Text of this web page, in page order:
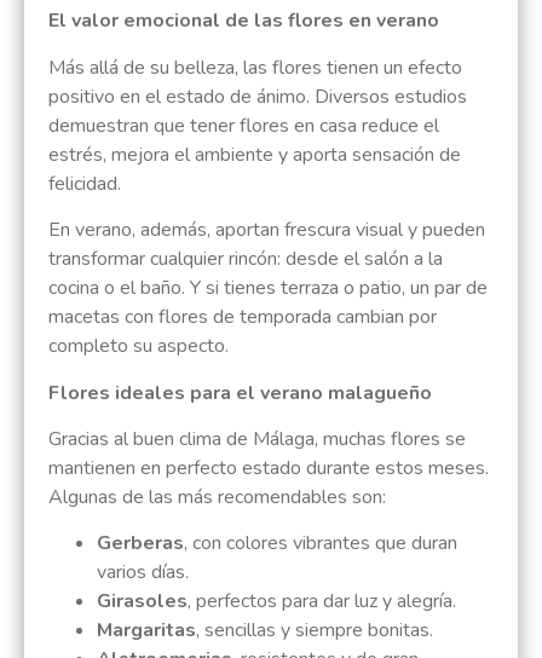
El valor emocional de las flores en verano
Más allá de su belleza, las flores tienen un efecto
positivo en el estado de ánimo. Diversos estudios
demuestran que tener flores en casa reduce el
estrés, mejora el ambiente y aporta sensación de
felicidad.
En verano, además, aportan frescura visual y pueden
transformar cualquier rincón: desde el salón a la
cocina o el baño. Y si tienes terraza o patio, un par de
macetas con flores de temporada cambian por
completo su aspecto.
Flores ideales para el verano malagueño
Gracias al buen clima de Málaga, muchas flores se
mantienen en perfecto estado durante estos meses.
Algunas de las más recomendables son:
Gerberas, con colores vibrantes que duran
varios días.
Girasoles, perfectos para dar luz y alegría.
Margaritas, sencillas y siempre bonitas.